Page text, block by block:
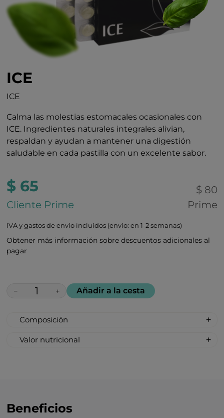
ICE
ICE
Calma las molestias estomacales ocasionales con
ICE. Ingredientes naturales integrales alivian,
respaldan y ayudan a mantener una digestión
saludable en cada pastilla con un excelente sabor.
$ 65
Cliente Prime
$ 80
Prime
IVA y gastos de envío incluídos (envío: en 1-2 semanas)
Obtener más información sobre descuentos adicionales al
pagar
− + Añadir a la cesta
Composición
Azúcar de remolacha, Aceite de menta
Valor nutricional
Azúcar total: 1 g
Proteína: 0 g
Beneficios